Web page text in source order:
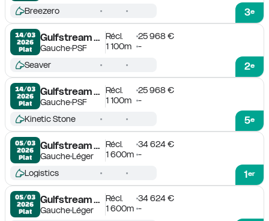
3e
Breezero
14/03
2026
Plat
Gulfstream Park
GauchePSF
Récl.
25 968 €
1 100m
-
2e
Seaver
14/03
2026
Plat
Gulfstream Park
GauchePSF
Récl.
25 968 €
1 100m
-
5e
Kinetic Stone
05/03
2026
Plat
Gulfstream Park
GaucheLéger
Récl.
34 624 €
1 600m -
1er
Logistics
05/03
2026
Plat
Gulfstream Park
GaucheLéger
Récl.
34 624 €
1 600m -